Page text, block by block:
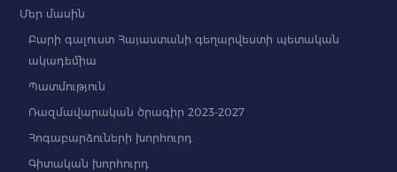
Մեր մասին
Բարի գալուստ Հայաստանի գեղարվեստի պետական
ակադեմիա
Պատմություն
Ռազմավարական ծրագիր 2023-2027
Հոգաբարձուների խորհուրդ
Գիտական խորհուրդ